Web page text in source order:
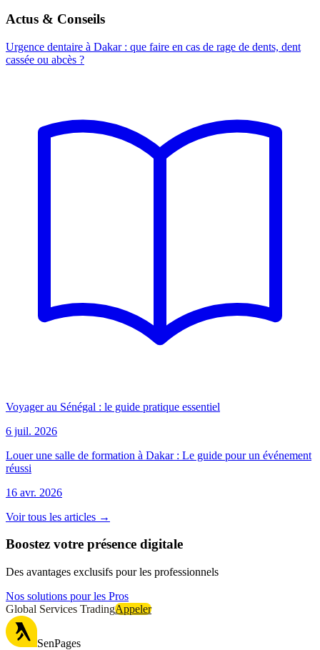
Actus & Conseils
Urgence dentaire à Dakar : que faire en cas de rage de dents, dent
cassée ou abcès ?
Voyager au Sénégal : le guide pratique essentiel
6 juil. 2026
Louer une salle de formation à Dakar : Le guide pour un événement
réussi
16 avr. 2026
Voir tous les articles →
Boostez votre présence digitale
Des avantages exclusifs pour les professionnels
Nos solutions pour les Pros
Global Services TradingAppeler
SenPages